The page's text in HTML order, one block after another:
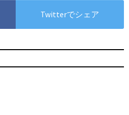
Twitterでシェア